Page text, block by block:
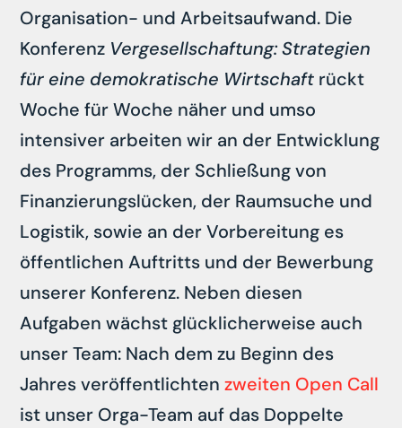
Organisation- und Arbeitsaufwand. Die
Konferenz Vergesellschaftung: Strategien
für eine demokratische Wirtschaft rückt
Woche für Woche näher und umso
intensiver arbeiten wir an der Entwicklung
des Programms, der Schließung von
Finanzierungslücken, der Raumsuche und
Logistik, sowie an der Vorbereitung es
öffentlichen Auftritts und der Bewerbung
unserer Konferenz. Neben diesen
Aufgaben wächst glücklicherweise auch
unser Team: Nach dem zu Beginn des
Jahres veröffentlichtenzweiten Open Call
ist unser Orga-Team auf das Doppelte